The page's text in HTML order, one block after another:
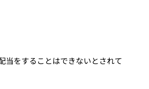
当をすることはできないとされて